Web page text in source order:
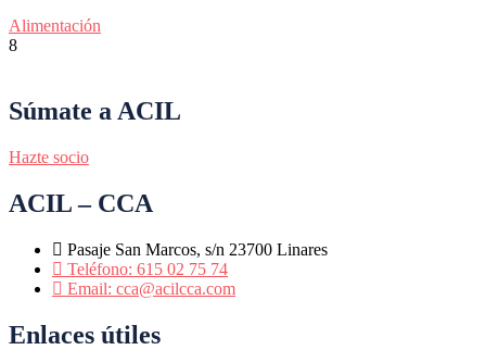
Alimentación
8
Súmate a ACIL
Hazte socio
ACIL – CCA
Pasaje San Marcos, s/n 23700 Linares
Teléfono: 615 02 75 74
Email: cca@acilcca.com
Enlaces útiles